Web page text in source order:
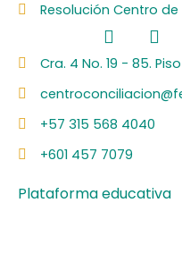
Resolución Centro de
F
a
c
e
b
o
o
k
L
i
n
e
d
i
Cra. 4 No. 19 - 85.
+57 315 568 4040
+601 457 7079
Plataforma educativa